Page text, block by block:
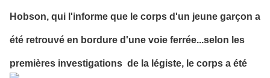
Hobson, qui l'informe que le corps d'un jeune garçon a
été retrouvé en bordure d'une voie ferrée...selon les
premières investigations de la légiste, le corps a été